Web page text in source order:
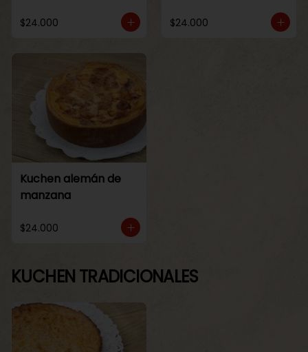
$24.000 $24.000
Kuchen alemán de
manzana
$24.000
KUCHEN TRADICIONALES